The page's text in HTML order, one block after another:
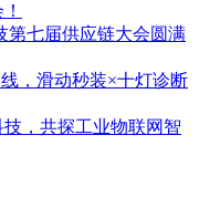
第七届供应链大会圆满
，滑动秒装×十灯诊断
，共探工业物联网智